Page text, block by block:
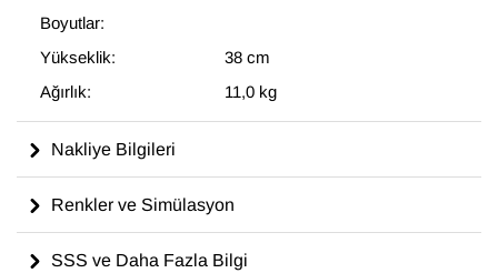
Boyutlar:
Yükseklik:
38 cm
Ağırlık:
11,0 kg
Nakliye Bilgileri
Renkler ve Simülasyon
SSS ve Daha Fazla Bilgi